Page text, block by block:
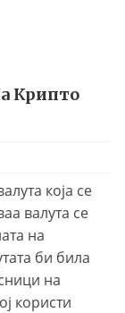
Крипто
која се
валута се
на
би била
на
користи